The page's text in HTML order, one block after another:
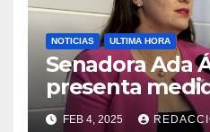
NOTICIAS ULTIMA HORA
Senadora Ada
presenta
violencia en el
FEB 4, 2025